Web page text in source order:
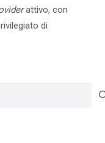
attivo, con
di